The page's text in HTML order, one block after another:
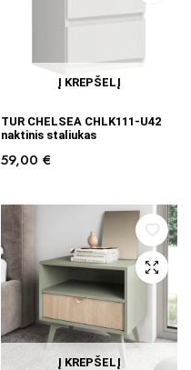
Į KREPŠELĮ
TUR CHELSEA CHLK111-U42
naktinis staliukas
59,00 €
Į KREPŠELĮ